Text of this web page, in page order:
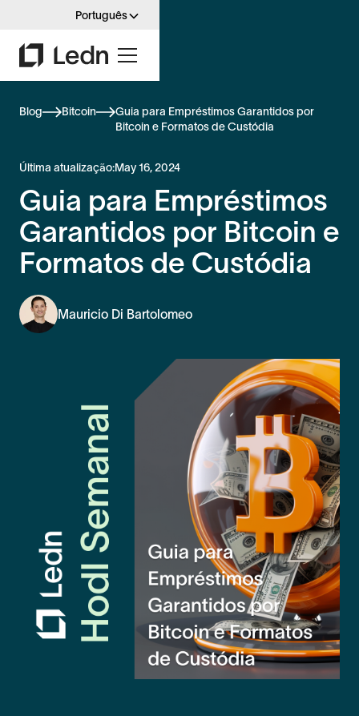
Português
Blog Bitcoin
Guia para Empréstimos Garantidos por
Bitcoin e Formatos de Custódia
Última atualização:May 16, 2024
Guia para Empréstimos
Garantidos por Bitcoin e
Formatos de Custódia
Mauricio Di Bartolomeo